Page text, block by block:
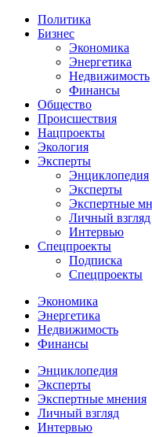
Политика
Бизнес
Экономика
Энергетика
Недвижимость
Финансы
Общество
Происшествия
Нацпроекты
Экология
Эксперты
Энциклопедия
Эксперты
Экспертные
Личный взгляд
Интервью
Спецпроекты
Подписка
Спецпроекты
Экономика
Энергетика
Недвижимость
Финансы
Энциклопедия
Эксперты
Экспертные мнения
Личный взгляд
Интервью